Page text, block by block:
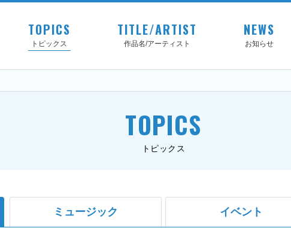
TOPICS
トピックス
TITLE/ARTIST
作品名/アーティスト
NEWS
お知らせ
TOPICS
トピックス
ミュージック イベント